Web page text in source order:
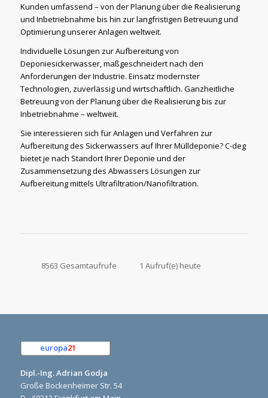
Kunden umfassend – von der Planung über die Realisierung
und Inbetriebnahme bis hin zur langfristigen Betreuung und
Optimierung unserer Anlagen weltweit.
Individuelle Lösungen zur Aufbereitung von
Deponiesickerwasser, maßgeschneidert nach den
Anforderungen der Industrie. Einsatz modernster
Technologien, zuverlässig und wirtschaftlich. Ganzheitliche
Betreuung von der Planung über die Realisierung bis zur
Inbetriebnahme – weltweit.
Sie interessieren sich für Anlagen und Verfahren zur
Aufbereitung des Sickerwassers auf Ihrer Mülldeponie? C-deg
bietet je nach Standort Ihrer Deponie und der
Zusammensetzung des Abwassers Lösungen zur
Aufbereitung mittels Ultrafiltration/Nanofiltration.
8563 Gesamtaufrufe 1 Aufruf(e) heute
europa21
Dipl.-Ing. Adrian Godja
Große Bockenheimer Str. 54